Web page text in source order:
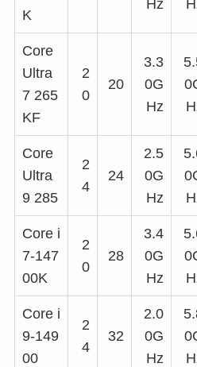
K
Hz
Core
Ultra
7 265
KF
2
0
20
3.3
0G
Hz
Core
Ultra
9 285
2
4
24
2.5
0G
Hz
Core i
7-147
00K
2
0
28
3.4
0G
Hz
Core i
9-149
00
2
4
32
2.0
0G
Hz